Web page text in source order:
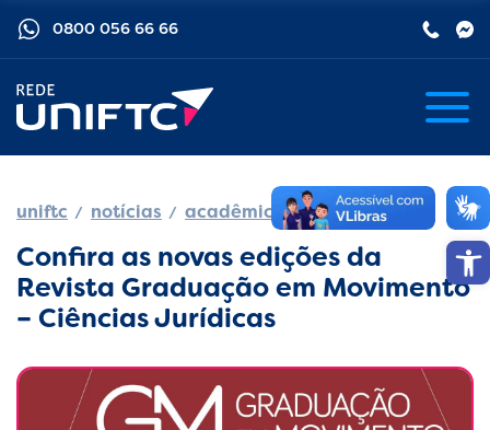
Barra
0800 056 66 66
uniftc notícias acadêmico
Confira as novas edições da
Revista Graduação em Movimento
– Ciências Jurídicas